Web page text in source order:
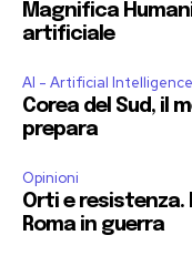
Magnifica
artificiale
AI - Artificial Intelligence
Corea del Sud, il
prepara
Opinioni
Orti e resistenza.
Roma in guerra